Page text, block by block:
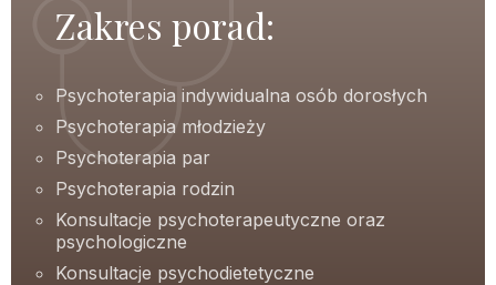
Zakres porad:
Psychoterapia indywidualna osób dorosłych
Psychoterapia młodzieży
Psychoterapia par
Psychoterapia rodzin
Konsultacje psychoterapeutyczne oraz
psychologiczne
Konsultacje psychodietetyczne